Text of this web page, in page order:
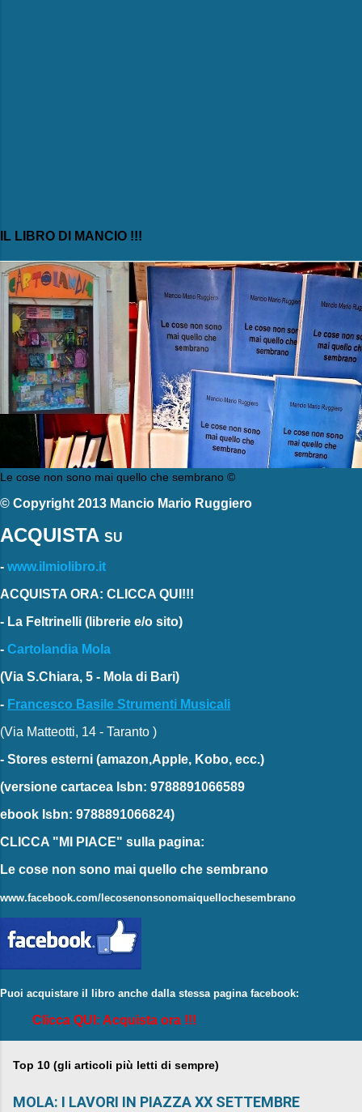
IL LIBRO DI MANCIO !!!
Le cose non sono mai quello che sembrano ©
© Copyright 2013 Mancio Mario Ruggiero
ACQUISTA SU
- www.ilmiolibro.it
ACQUISTA ORA: CLICCA QUI!!!
- La Feltrinelli (librerie e/o sito)
- Cartolandia Mola
(Via S.Chiara, 5 - Mola di Bari)
- Francesco Basile Strumenti Musicali
(Via Matteotti, 14 - Taranto )
- Stores esterni (amazon,Apple, Kobo, ecc.)
(versione cartacea Isbn: 9788891066589
ebook Isbn: 9788891066824)
CLICCA "MI PIACE" sulla pagina:
Le cose non sono mai quello che sembrano
www.facebook.com/lecosenonsonomaiquellochesembrano
Puoi acquistare il libro anche dalla stessa pagina facebook:
Clicca QUI: Acquista ora !!!
Top 10 (gli articoli più letti di sempre)
MOLA: I LAVORI IN PIAZZA XX SETTEMBRE